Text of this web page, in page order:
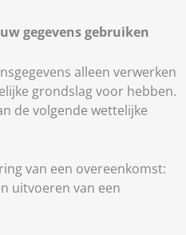
gegevens gebruiken
alleen verwerken
grondslag voor hebben.
de volgende wettelijke
van een overeenkomst:
uitvoeren van een